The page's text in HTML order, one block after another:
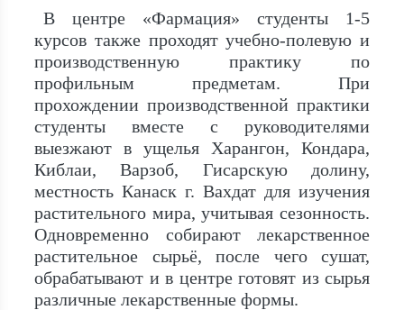
В центре «Фармация» студенты 1-5
курсов также проходят учебно-полевую и
производственную практику по
профильным предметам. При
прохождении производственной практики
студенты вместе с руководителями
выезжают в ущелья Харангон, Кондара,
Киблаи, Варзоб, Гисарскую долину,
местность Канаск г. Вахдат для изучения
растительного мира, учитывая сезонность.
Одновременно собирают лекарственное
растительное сырьё, после чего сушат,
обрабатывают и в центре готовят из сырья
различные лекарственные формы.